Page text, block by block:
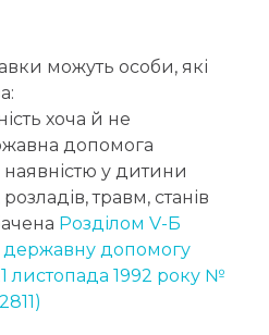
можуть особи, які
хоча й не
допомога
наявністю у дитини
травм, станів
Розділом V-Б
державну допомогу
листопада 1992 року №